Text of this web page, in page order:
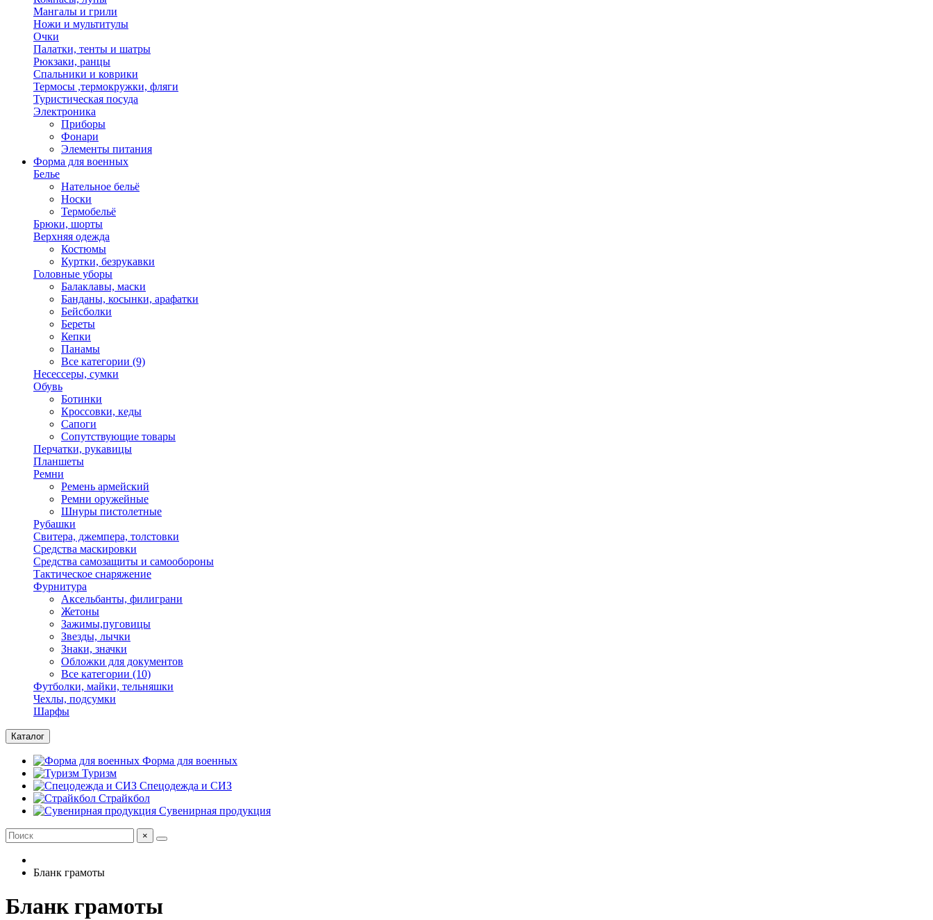
Мангалы и грили
Ножи и мультитулы
Очки
Палатки, тенты и шатры
Рюкзаки, ранцы
Спальники и коврики
Термосы ,термокружки, фляги
Туристическая посуда
Электроника
Приборы
Фонари
Элементы питания
Форма для военных
Белье
Нательное бельё
Носки
Термобельё
Брюки, шорты
Верхняя одежда
Костюмы
Куртки, безрукавки
Головные уборы
Балаклавы, маски
Банданы, косынки, арафатки
Бейсболки
Береты
Кепки
Панамы
Все категории (9)
Несессеры, сумки
Обувь
Ботинки
Кроссовки, кеды
Сапоги
Сопутствующие товары
Перчатки, рукавицы
Планшеты
Ремни
Ремень армейский
Ремни оружейные
Шнуры пистолетные
Рубашки
Свитера, джемпера, толстовки
Средства маскировки
Средства самозащиты и самообороны
Тактическое снаряжение
Фурнитура
Аксельбанты, филиграни
Жетоны
Зажимы,пуговицы
Звезды, лычки
Знаки, значки
Обложки для документов
Все категории (10)
Футболки, майки, тельняшки
Чехлы, подсумки
Шарфы
Каталог
Форма для военных
Туризм
Спецодежда и СИЗ
Страйкбол
Сувенирная продукция
×
Бланк грамоты
Бланк грамоты